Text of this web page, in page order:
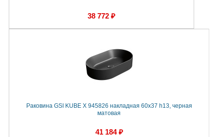
38 772 ₽
Раковина GSI KUBE X 945826 накладная 60x37 h13, черная
матовая
41 184 ₽